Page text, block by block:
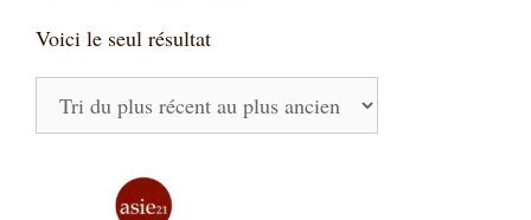
Voici le seul résultat